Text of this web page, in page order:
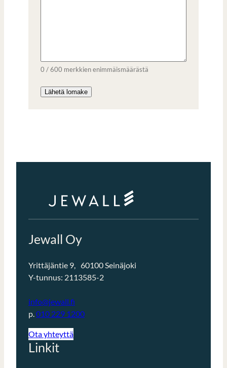
0 / 600 merkkien enimmäismäärästä
Jewall Oy
Yrittäjäntie 9, 60100 Seinäjoki
Y-tunnus: 2113585-2
info@jewall.fi
p.010 229 1200
Ota yhteyttä
Linkit